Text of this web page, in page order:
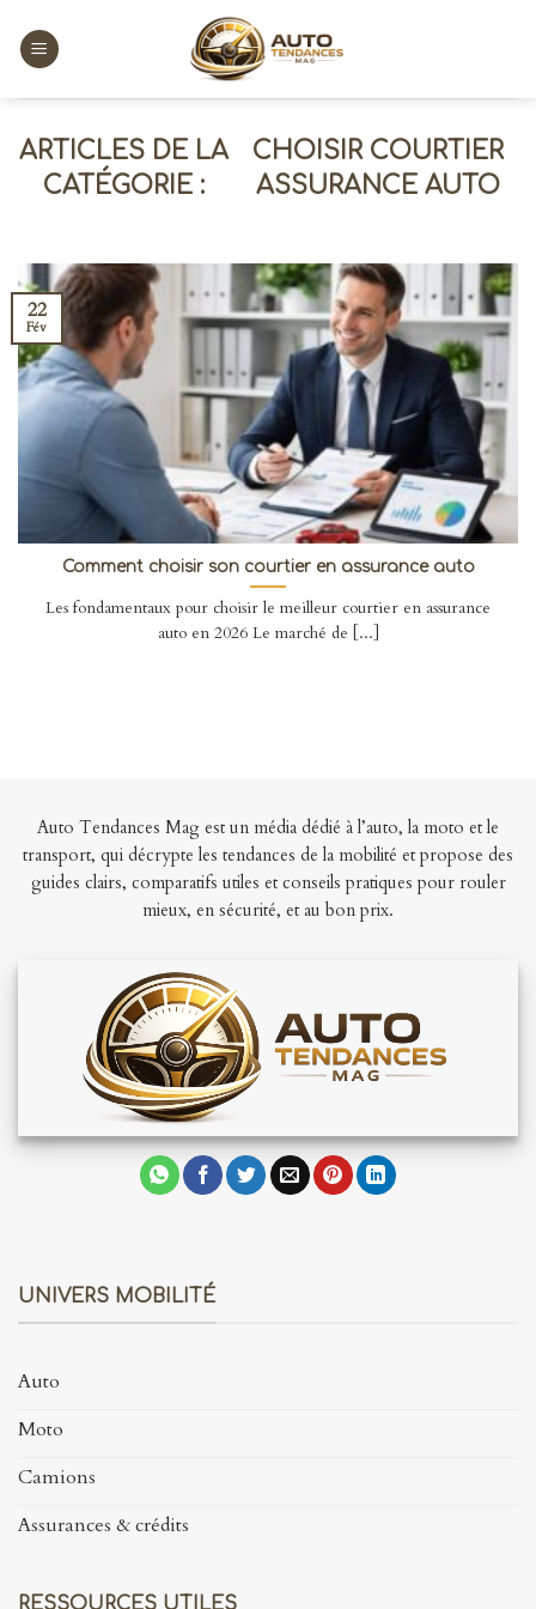
content
CHOISIR COURTIER
ASSURANCE AUTO
Comment choisir son courtier en assurance auto
Les fondamentaux pour choisir le meilleur courtier en assurance
auto en 2026 Le marché de [...]
22
Fév
Auto Tendances Mag est un média dédié à l’auto, la moto et le
transport, qui décrypte les tendances de la mobilité et propose des
guides clairs, comparatifs utiles et conseils pratiques pour rouler
mieux, en sécurité, et au bon prix.
UNIVERS MOBILITÉ
Auto
Moto
Camions
Assurances & crédits
RESSOURCES UTILES